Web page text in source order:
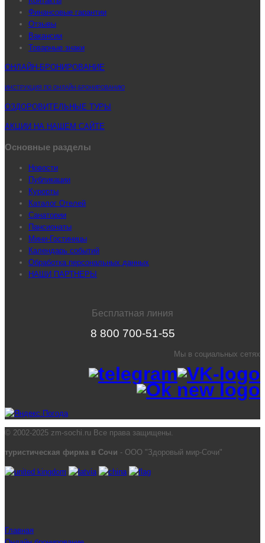
Финансовые гарантии
Отзывы
Вакансии
Товарные знаки
ОНЛАЙН-БРОНИРОВАНИЕ
ИНСТРУКЦИЯ ПО ОНЛАЙН-БРОНИРОВАНИЮ
ОЗДОРОВИТЕЛЬНЫЕ ТУРЫ
АКЦИИ НА НАШЕМ САЙТЕ
Основные разделы
Новости
Публикации
Курорты
Каталог Отелей
Санатории
Пансионаты
Мини-Гостиницы
Календарь событий
Обработка персональных данных
НАШИ ПАРТНЕРЫ
Бесплатная линия
8 800 700-51-55
Мы в социальных сетях
© 2002-2025 zm-sochi.ru Все права защищены.
туристическая фирма в Сочи - ООО "Здоровый мир-Сочи"
Главная